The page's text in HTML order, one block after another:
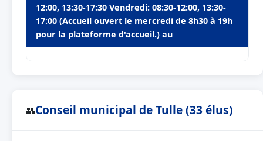
12:00, 13:30-17:30 Vendredi: 08:30-12:00, 13:30-
17:00 (Accueil ouvert le mercredi de 8h30 à 19h
pour la plateforme d'accueil.) au
👥Conseil municipal de Tulle (33 élus)